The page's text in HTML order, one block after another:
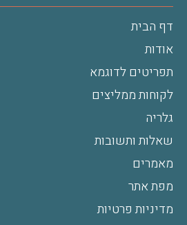
דף הבית
אודות
תפריטים לדוגמא
לקוחות ממליצים
גלריה
שאלות ותשובות
מאמרים
מפת אתר
מדיניות פרטיות